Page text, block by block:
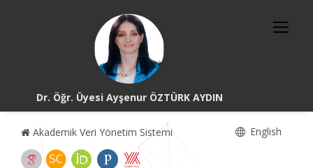
Dr. Öğr. Üyesi Ayşenur ÖZTÜRK AYDIN
Akademik Veri Yönetim Sistemi English